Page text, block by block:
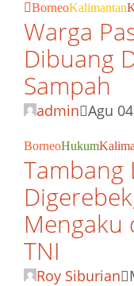
BorneoKalimantan
Warga
Dibuang
Sampah
admin Agu
BorneoHukum
Tambang
Mengaku
TNI
Roy Siburian